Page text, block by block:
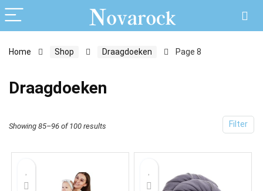
Home Shop Draagdoeken Page 8
Draagdoeken
Filter
Showing 85–96 of 100 results